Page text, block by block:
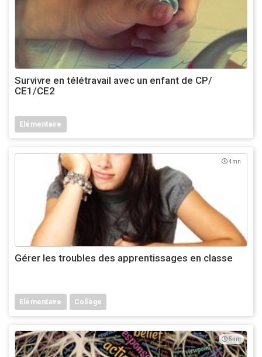
Survivre en télétravail avec un enfant de CP/
CE1/CE2
Elémentaire
4mn
Gérer les troubles des apprentissages en classe
Elémentaire Collège
5mn